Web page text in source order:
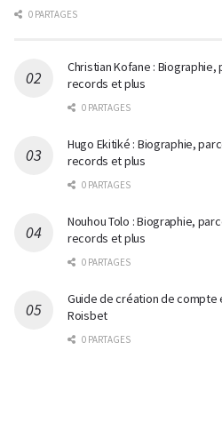
0 PARTAGES
Christian Kofane :
records et plus
0 PARTAGES
Hugo Ekitiké : Biographie,
records et plus
0 PARTAGES
Nouhou Tolo : Biographie,
records et plus
0 PARTAGES
Guide de création de compte
Roisbet
0 PARTAGES